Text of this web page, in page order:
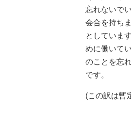
忘れないで
会合を持ち
としていま
めに働いて
のことを忘
です。
(この訳は暫